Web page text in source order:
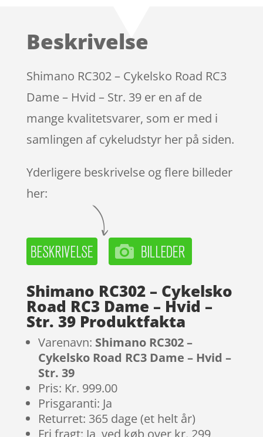
på
ømmels
er
Beskrivelse
Shimano RC302 – Cykelsko Road RC3
Dame – Hvid – Str. 39 er en af de
mange kvalitetsvarer, som er med i
samlingen af cykeludstyr her på siden.
Yderligere beskrivelse og flere billeder
her:
Shimano RC302 – Cykelsko
Road RC3 Dame – Hvid –
Str. 39 Produktfakta
Varenavn: Shimano RC302 –
Cykelsko Road RC3 Dame – Hvid –
Str. 39
Pris: Kr. 999.00
Prisgaranti: Ja
Returret: 365 dage (et helt år)
Fri fragt: Ja, ved køb over kr. 299